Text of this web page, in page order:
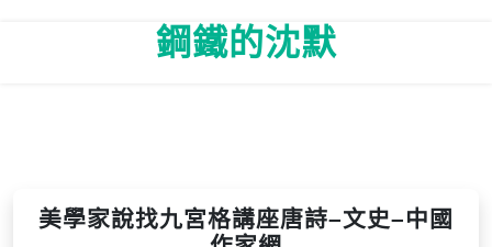
鋼鐵的沈默
美學家說找九宮格講座唐詩–文史–中國